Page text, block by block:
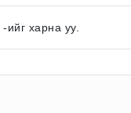
-ийг харна уу.